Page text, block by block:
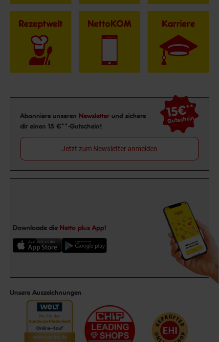
Rezeptwelt NettoKOM Karriere
Newsletter Anmeldung
Abonniere unseren Newsletter und sichere
dir einen 15 €**-Gutschein!
15€**
Gutschein
Jetzt zum Newsletter anmelden
Downloade die Netto plus App!
Unsere Auszeichnungen